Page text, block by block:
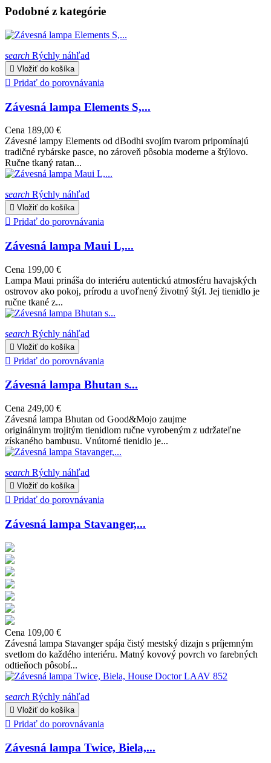
Podobné z kategórie
search Rýchly náhľad
 Vložiť do košíka
 Pridať do porovnávania
Závesná lampa Elements S,...
Cena 189,00 €
Závesné lampy Elements od dBodhi svojím tvarom pripomínajú
tradičné rybárske pasce, no zároveň pôsobia moderne a štýlovo.
Ručne tkaný ratan...
search Rýchly náhľad
 Vložiť do košíka
 Pridať do porovnávania
Závesná lampa Maui L,...
Cena 199,00 €
Lampa Maui prináša do interiéru autentickú atmosféru havajských
ostrovov ako pokoj, prírodu a uvoľnený životný štýl. Jej tienidlo je
ručne tkané z...
search Rýchly náhľad
 Vložiť do košíka
 Pridať do porovnávania
Závesná lampa Bhutan s...
Cena 249,00 €
Závesná lampa Bhutan od Good&Mojo zaujme
originálnym trojitým tienidlom ručne vyrobeným z udržateľne
získaného bambusu. Vnútorné tienidlo je...
search Rýchly náhľad
 Vložiť do košíka
 Pridať do porovnávania
Závesná lampa Stavanger,...
Cena 109,00 €
Závesná lampa Stavanger spája čistý mestský dizajn s príjemným
svetlom do každého interiéru. Matný kovový povrch vo farebných
odtieňoch pôsobí...
search Rýchly náhľad
 Vložiť do košíka
 Pridať do porovnávania
Závesná lampa Twice, Biela,...